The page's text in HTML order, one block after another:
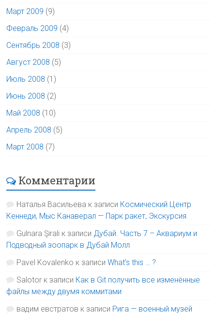
Март 2009 (9)
Февраль 2009 (4)
Сентябрь 2008 (3)
Август 2008 (5)
Июль 2008 (1)
Июнь 2008 (2)
Май 2008 (10)
Апрель 2008 (5)
Март 2008 (7)
Комментарии
Наталья Васильева к записи Космический Центр
Кеннеди, Мыс Канаверал — Парк ракет, Экскурсия
Gulnara Şirali к записи Дубай. Часть 7 – Аквариум и
Подводный зоопарк в Дубай Молл
Pavel Kovalenko к записиWhat’s this … ?
Salotor к записи Как в Git получить все изменённые
файлы между двумя коммитами
вадим евстратов к записи Рига — военный музей